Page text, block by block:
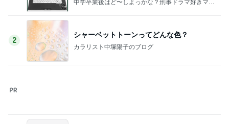
田中健 今日は身体のメンテナンス
Amebaトピックス 1日前